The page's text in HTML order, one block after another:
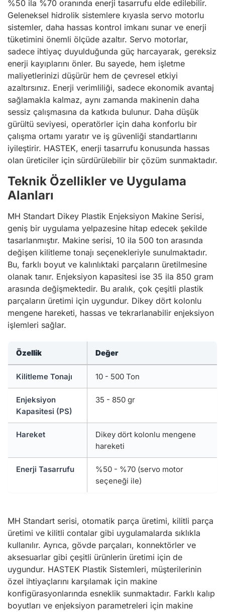
%50 ila %70 oranında enerji tasarrufu elde edilebilir.
Geleneksel hidrolik sistemlere kıyasla servo motorlu
sistemler, daha hassas kontrol imkanı sunar ve enerji
tüketimini önemli ölçüde azaltır. Servo motorlar,
sadece ihtiyaç duyulduğunda güç harcayarak, gereksiz
enerji kayıplarını önler. Bu sayede, hem işletme
maliyetlerinizi düşürür hem de çevresel etkiyi
azaltırsınız. Enerji verimliliği, sadece ekonomik avantaj
sağlamakla kalmaz, aynı zamanda makinenin daha
sessiz çalışmasına da katkıda bulunur. Daha düşük
gürültü seviyesi, operatörler için daha konforlu bir
çalışma ortamı yaratır ve iş güvenliği standartlarını
iyileştirir. HASTEK, enerji tasarrufu konusunda hassas
olan üreticiler için sürdürülebilir bir çözüm sunmaktadır.
Teknik Özellikler ve Uygulama
Alanları
MH Standart Dikey Plastik Enjeksiyon Makine Serisi,
geniş bir uygulama yelpazesine hitap edecek şekilde
tasarlanmıştır. Makine serisi, 10 ila 500 ton arasında
değişen kilitleme tonajı seçenekleriyle sunulmaktadır.
Bu, farklı boyut ve kalınlıktaki parçaların üretilmesine
olanak tanır. Enjeksiyon kapasitesi ise 35 ila 850 gram
arasında değişmektedir. Bu aralık, çok çeşitli plastik
parçaların üretimi için uygundur. Dikey dört kolonlu
mengene hareketi, hassas ve tekrarlanabilir enjeksiyon
işlemleri sağlar.
Özellik Değer
Kilitleme Tonajı 10 - 500 Ton
Enjeksiyon
Kapasitesi (PS)
35 - 850 gr
Hareket
Dikey dört kolonlu mengene
hareketi
Enerji Tasarrufu
%50 - %70 (servo motor
seçeneği ile)
MH Standart serisi, otomatik parça üretimi, kilitli parça
üretimi ve kilitli contalar gibi uygulamalarda sıklıkla
kullanılır. Ayrıca, gövde parçaları, konnektörler ve
aksesuarlar gibi çeşitli ürünlerin üretimi için de
uygundur. HASTEK Plastik Sistemleri, müşterilerinin
özel ihtiyaçlarını karşılamak için makine
konfigürasyonlarında esneklik sunmaktadır. Farklı kalıp
boyutları ve enjeksiyon parametreleri için makine